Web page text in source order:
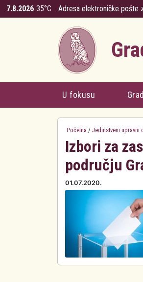
Skoči na glavni sadržaj
7.8.2026 35°C Adresa elektroničke pošte
U fokusu
Početna / Jedinstveni upravni
Izbori za
području
01.07.2020.